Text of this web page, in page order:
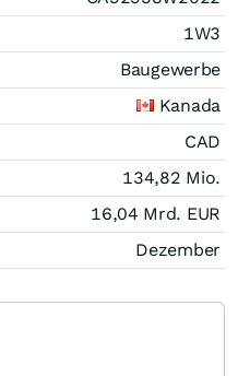
1W3
Baugewerbe
Kanada
CAD
134,82 Mio.
16,04 Mrd. EUR
Dezember